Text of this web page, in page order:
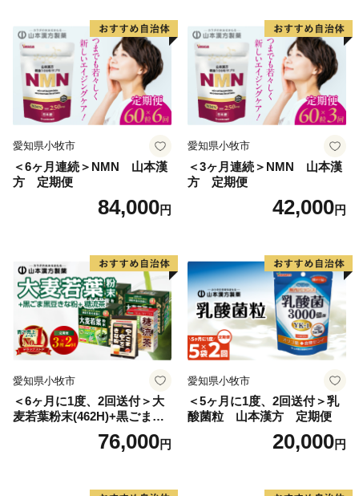
愛知県小牧市
＜6ヶ月連続＞NMN 山本漢
方 定期便
84,000円
愛知県小牧市
＜3ヶ月連続＞NMN 山本漢
方 定期便
42,000円
愛知県小牧市
＜6ヶ月に1度、2回送付＞大
麦若葉粉末(462H)+黒ごま黒
豆きな粉+ 糖流茶 山本漢
76,000円
愛知県小牧市
＜5ヶ月に1度、2回送付＞乳
酸菌粒 山本漢方 定期便
20,000円